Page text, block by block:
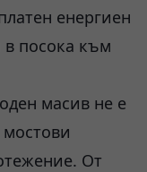
енергиен
в посока към
масив не е
От